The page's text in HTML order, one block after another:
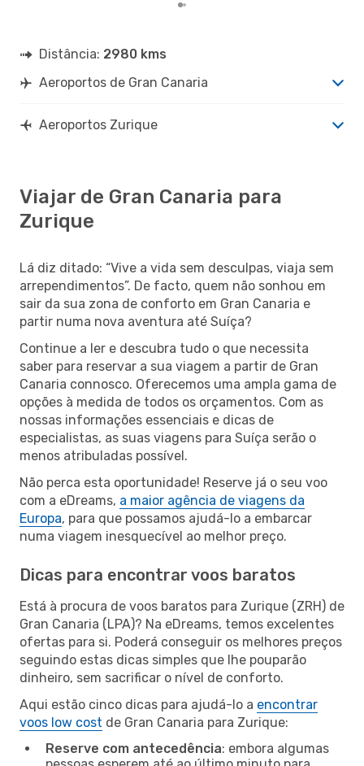
Distância: 2980 kms
Aeroportos de Gran Canaria
Aeroportos Zurique
Viajar de Gran Canaria para
Zurique
Lá diz ditado: “Vive a vida sem desculpas, viaja sem
arrependimentos”. De facto, quem não sonhou em
sair da sua zona de conforto em Gran Canaria e
partir numa nova aventura até Suíça?
Continue a ler e descubra tudo o que necessita
saber para reservar a sua viagem a partir de Gran
Canaria connosco. Oferecemos uma ampla gama de
opções à medida de todos os orçamentos. Com as
nossas informações essenciais e dicas de
especialistas, as suas viagens para Suíça serão o
menos atribuladas possível.
Não perca esta oportunidade! Reserve já o seu voo
com a eDreams, a maior agência de viagens da
Europa, para que possamos ajudá-lo a embarcar
numa viagem inesquecível ao melhor preço.
Dicas para encontrar voos baratos
Está à procura de voos baratos para Zurique (ZRH) de
Gran Canaria (LPA)? Na eDreams, temos excelentes
ofertas para si. Poderá conseguir os melhores preços
seguindo estas dicas simples que lhe pouparão
dinheiro, sem sacrificar o nível de conforto.
Aqui estão cinco dicas para ajudá-lo a encontrar
voos low cost de Gran Canaria para Zurique:
Reserve com antecedência: embora algumas